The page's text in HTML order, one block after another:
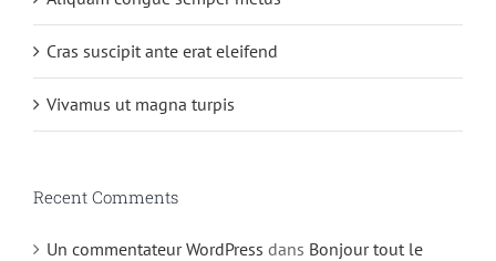
Cras suscipit ante erat eleifend
Vivamus ut magna turpis
Recent Comments
Un commentateur WordPress dans Bonjour tout le